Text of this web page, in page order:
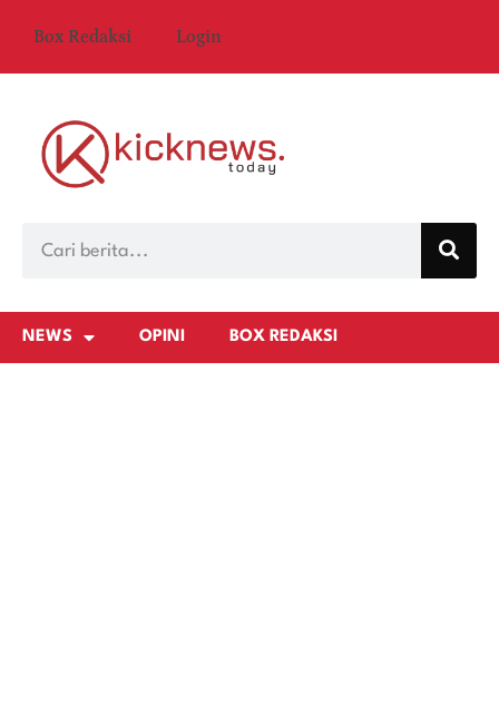
Box Redaksi Login
NEWS OPINI BOX REDAKSI